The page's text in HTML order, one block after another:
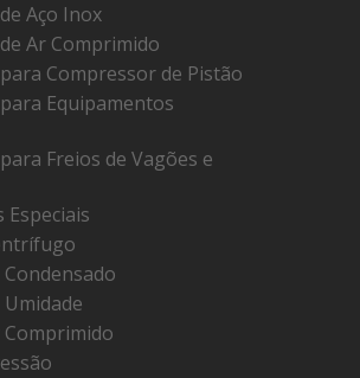
Aço Inox
Ar Comprimido
Compressor de Pistão
Equipamentos
Freios de Vagões e
Especiais